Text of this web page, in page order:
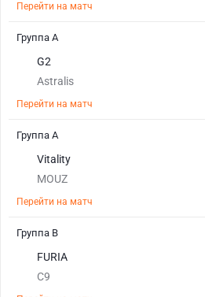
Перейти на матч
G2
Astralis
Перейти на матч
Группа A
Vitality
MOUZ
Перейти на матч
Группа A
FURIA
C9
Группа B